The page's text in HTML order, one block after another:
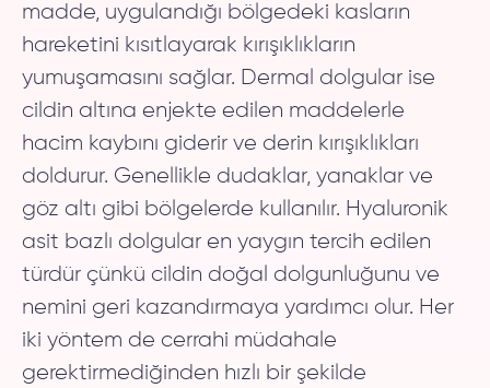
madde, uygulandığı bölgedeki kasların
hareketini kısıtlayarak kırışıklıkların
yumuşamasını sağlar. Dermal dolgular ise
cildin altına enjekte edilen maddelerle
hacim kaybını giderir ve derin kırışıklıkları
doldurur. Genellikle dudaklar, yanaklar ve
göz altı gibi bölgelerde kullanılır. Hyaluronik
asit bazlı dolgular en yaygın tercih edilen
türdür çünkü cildin doğal dolgunluğunu ve
nemini geri kazandırmaya yardımcı olur. Her
iki yöntem de cerrahi müdahale
gerektirmediğinden hızlı bir şekilde